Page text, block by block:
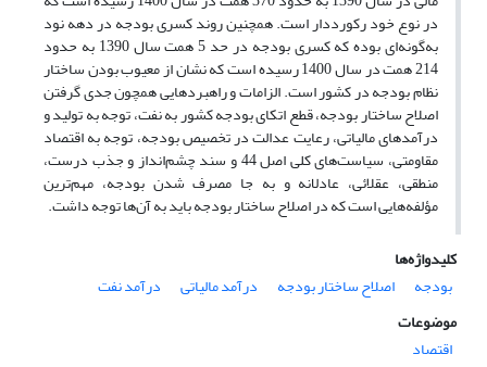
در نوع خود رکورددار است. همچنین روند کسری بودجه در دهه نود
به‌گونه‌ای بوده که کسری بودجه در حد 5 همت سال 1390 به حدود
214 همت در سال 1400 رسیده است که نشان از معیوب بودن ساختار
نظام بودجه در کشور است. الزامات و راهبردهایی همچون جدی گرفتن
اصلاح ساختار بودجه، قطع اتکای بودجه کشور به نفت، توجه به تولید و
درآمدهای مالیاتی، رعایت عدالت در تخصیص بودجه، توجه به اقتصاد
مقاومتی، سیاست‌های کلی اصل 44 و سند چشم‌انداز و جذب درست،
منطقی، عقلائی، عادلانه و به جا مصرف شدن بودجه، مهم‌ترین
مؤلفه‌هایی است که در اصلاح ساختار بودجه باید به آن‌ها توجه داشت.
کلیدواژه‌ها
بودجه
اصلاح ساختار بودجه درآمد مالیاتی
درآمد نفت
موضوعات
اقتصاد